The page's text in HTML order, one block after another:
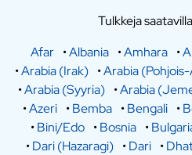
Tulkkeja
Afar •Albania •Amhara •
•Arabia (Irak) •Arabia
•Arabia (Syyria) •Arabia
•Azeri •Bemba •Bengali •
•Bini/Edo •Bosnia •
•Dari (Hazaragi) •Dari •